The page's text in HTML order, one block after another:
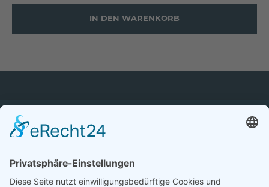
IN DEN WARENKORB
Persönlicher Kostenloser
Flexible
Schnelle